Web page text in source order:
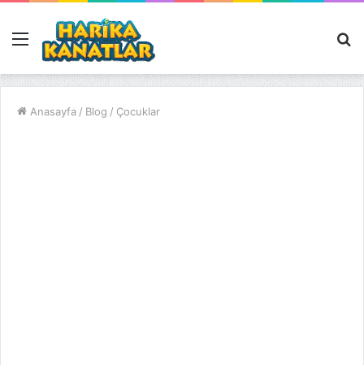
Menü
...
Anasayfa / Blog / Çocuklar